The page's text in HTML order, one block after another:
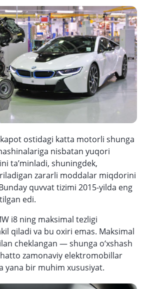
ostidagi katta motorli shunga
nisbatan yuqori
ta’minladi, shuningdek,
zararli moddalar miqdorini
quvvat tizimi 2015-yilda eng
edi.
i8 ning maksimal tezligi
qiladi va bu oxiri emas. Maksimal
cheklangan — shunga o‘xshash
zamonaviy elektromobillar
yana bir muhim xususiyat.